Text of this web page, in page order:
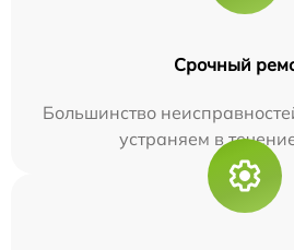
Срочный
Большинство
устраняем в